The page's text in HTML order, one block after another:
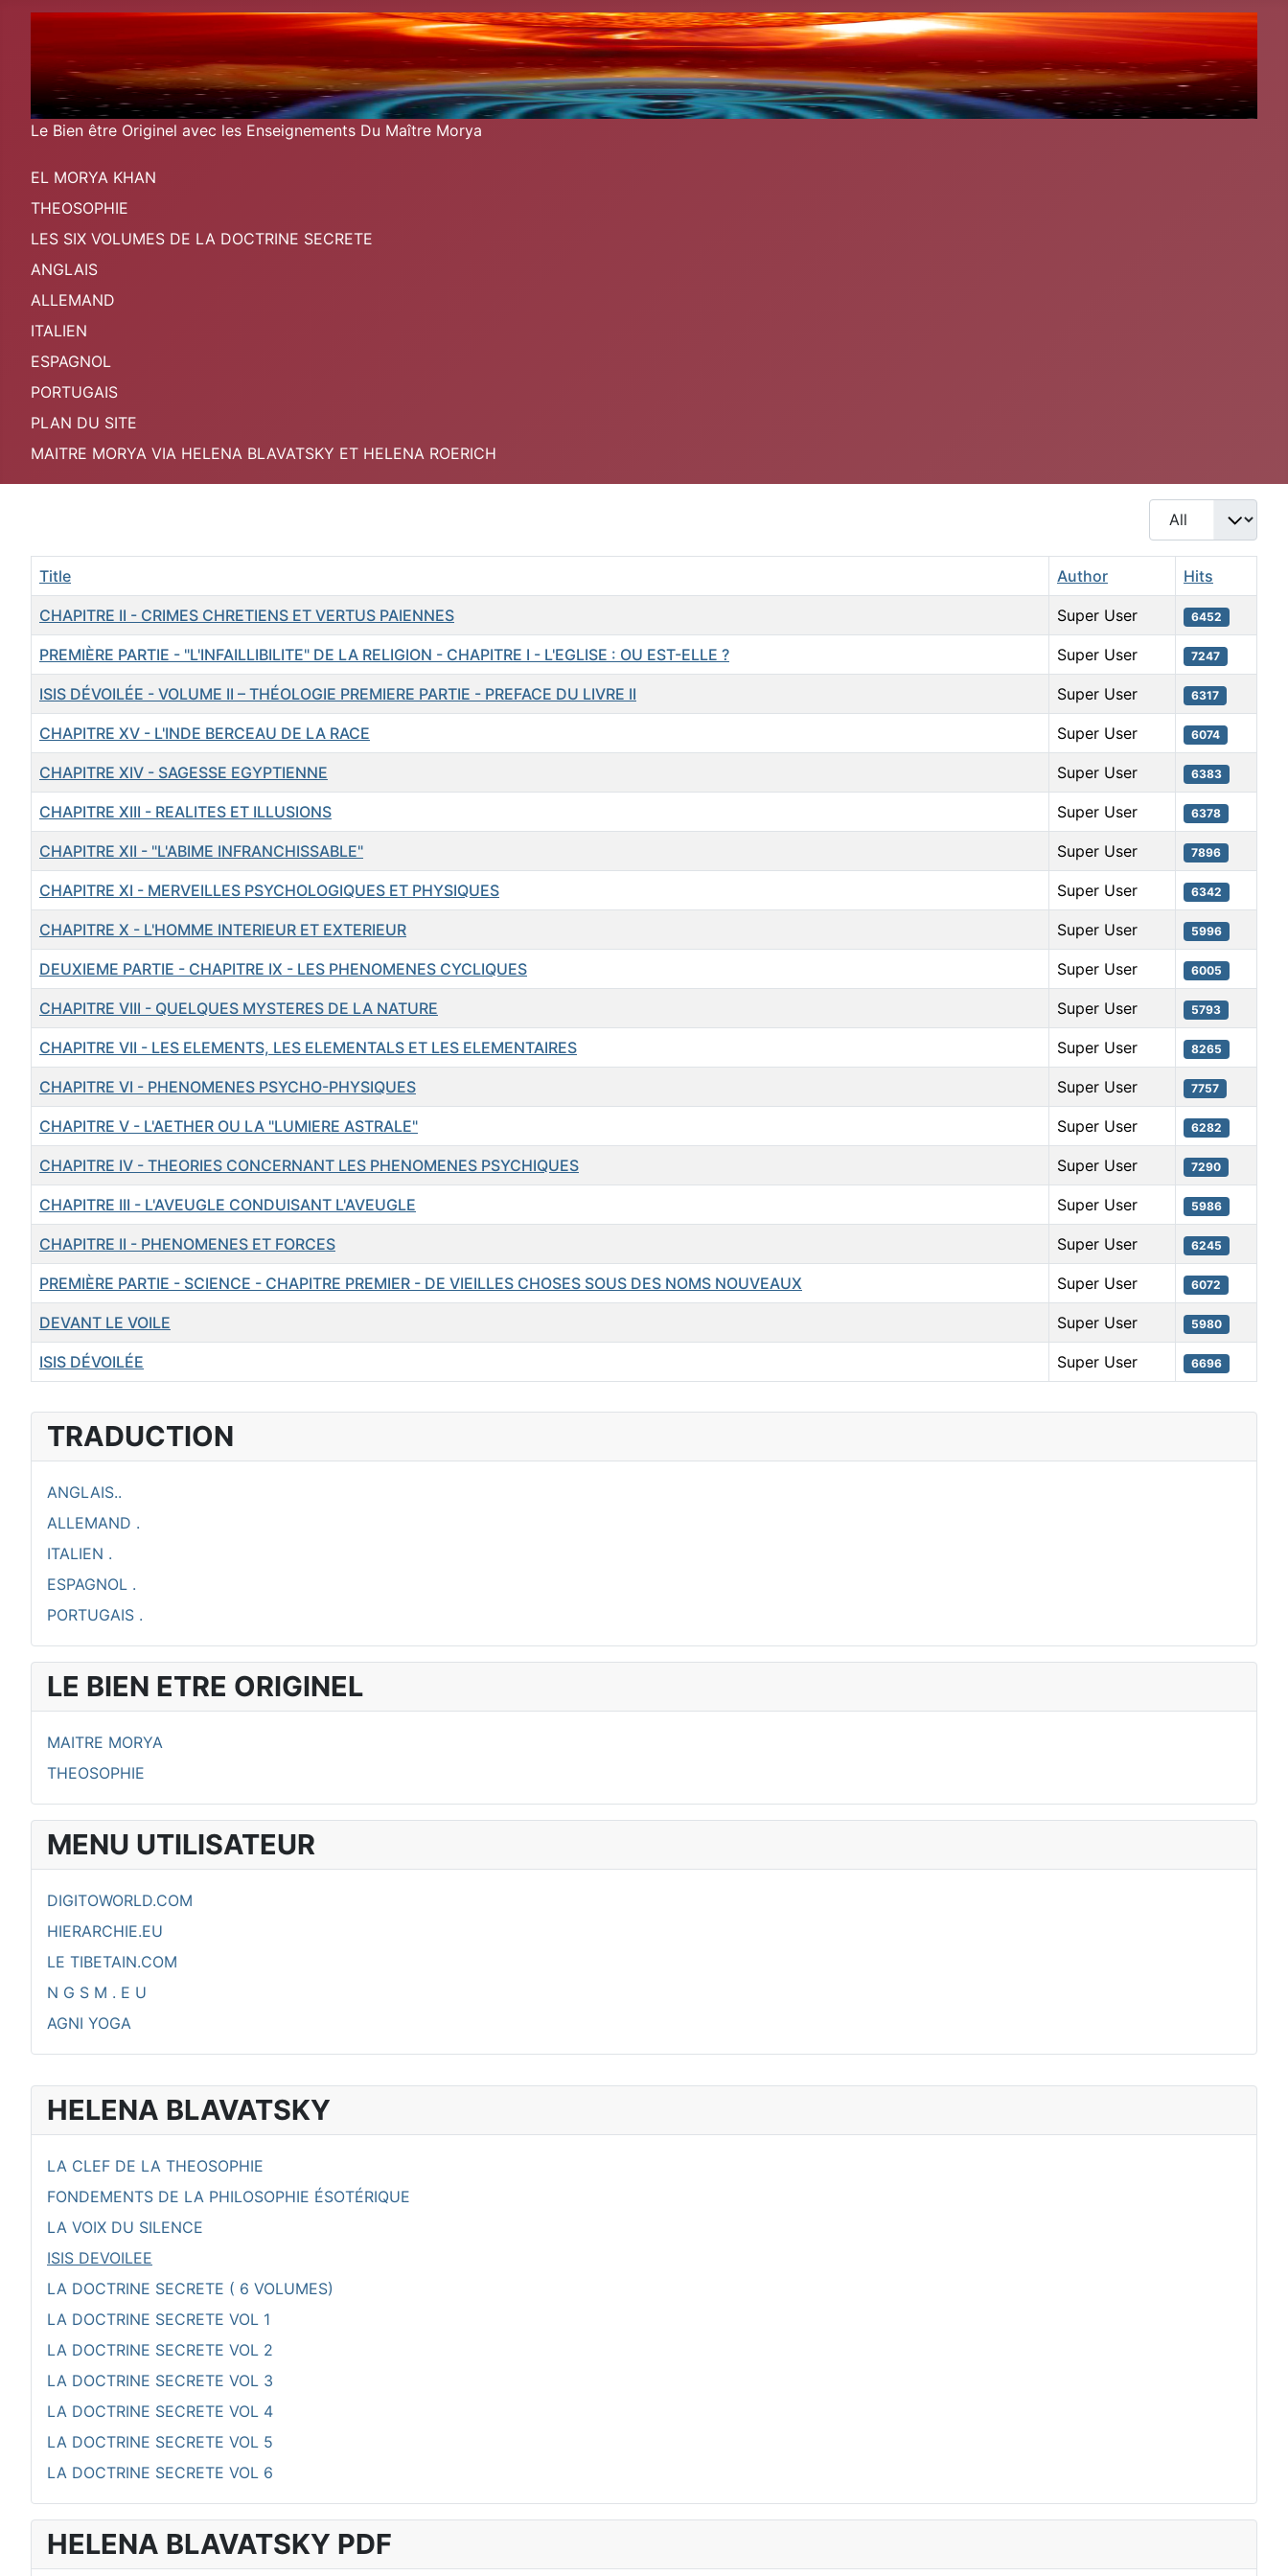
Le Bien être Originel avec les Enseignements Du Maître Morya
EL MORYA KHAN
THEOSOPHIE
LES SIX VOLUMES DE LA DOCTRINE SECRETE
ANGLAIS
ALLEMAND
ITALIEN
ESPAGNOL
PORTUGAIS
PLAN DU SITE
MAITRE MORYA VIA HELENA BLAVATSKY ET HELENA ROERICH
HELENA BLAVATSKY
LA CLEF DE LA THEOSOPHIE
FONDEMENTS DE LA PHILOSOPHIE ÉSOTÉRIQUE
LA VOIX DU SILENCE
ISIS DEVOILEE
LA DOCTRINE SECRETE ( 6 VOLUMES)
LA DOCTRINE SECRETE VOL 1
LA DOCTRINE SECRETE VOL 2
LA DOCTRINE SECRETE VOL 3
LA DOCTRINE SECRETE VOL 4
LA DOCTRINE SECRETE VOL 5
LA DOCTRINE SECRETE VOL 6
HELENA BLAVATSKY PDF
Display #
Title Author Hits
CHAPITRE II - CRIMES CHRETIENS ET VERTUS PAIENNES Super User 6452
PREMIÈRE PARTIE - "L'INFAILLIBILITE" DE LA RELIGION - CHAPITRE I - L'EGLISE : OU EST-ELLE ? Super User 7247
ISIS DÉVOILÉE - VOLUME II – THÉOLOGIE PREMIERE PARTIE - PREFACE DU LIVRE II Super User 6317
CHAPITRE XV - L'INDE BERCEAU DE LA RACE Super User 6074
CHAPITRE XIV - SAGESSE EGYPTIENNE Super User 6383
CHAPITRE XIII - REALITES ET ILLUSIONS Super User 6378
CHAPITRE XII - "L'ABIME INFRANCHISSABLE" Super User 7896
CHAPITRE XI - MERVEILLES PSYCHOLOGIQUES ET PHYSIQUES Super User 6342
CHAPITRE X - L'HOMME INTERIEUR ET EXTERIEUR Super User 5996
DEUXIEME PARTIE - CHAPITRE IX - LES PHENOMENES CYCLIQUES Super User 6005
CHAPITRE VIII - QUELQUES MYSTERES DE LA NATURE Super User 5793
CHAPITRE VII - LES ELEMENTS, LES ELEMENTALS ET LES ELEMENTAIRES Super User 8265
CHAPITRE VI - PHENOMENES PSYCHO-PHYSIQUES Super User 7757
CHAPITRE V - L'AETHER OU LA "LUMIERE ASTRALE" Super User 6282
CHAPITRE IV - THEORIES CONCERNANT LES PHENOMENES PSYCHIQUES Super User 7290
CHAPITRE III - L'AVEUGLE CONDUISANT L'AVEUGLE Super User 5986
CHAPITRE II - PHENOMENES ET FORCES Super User 6245
PREMIÈRE PARTIE - SCIENCE - CHAPITRE PREMIER - DE VIEILLES CHOSES SOUS DES NOMS NOUVEAUX Super User 6072
DEVANT LE VOILE Super User 5980
ISIS DÉVOILÉE Super User 6696
TRADUCTION
ANGLAIS..
ALLEMAND .
ITALIEN .
ESPAGNOL .
PORTUGAIS .
LE BIEN ETRE ORIGINEL
MAITRE MORYA
THEOSOPHIE
MENU UTILISATEUR
DIGITOWORLD.COM
HIERARCHIE.EU
LE TIBETAIN.COM
N G S M . E U
AGNI YOGA